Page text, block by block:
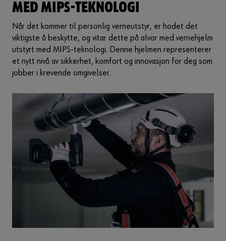
MED MIPS-TEKNOLOGI
Når det kommer til personlig verneutstyr, er hodet det
viktigste å beskytte, og vitar dette på alvor med vernehjelm
utstyrt med MIPS-teknologi. Denne hjelmen representerer
et nytt nivå av sikkerhet, komfort og innovasjon for deg som
jobber i krevende omgivelser.